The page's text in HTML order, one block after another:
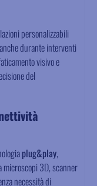
personalizzabili
durante interventi
visivo e
del
plug&play,
microscopi 3D, scanner
necessità di